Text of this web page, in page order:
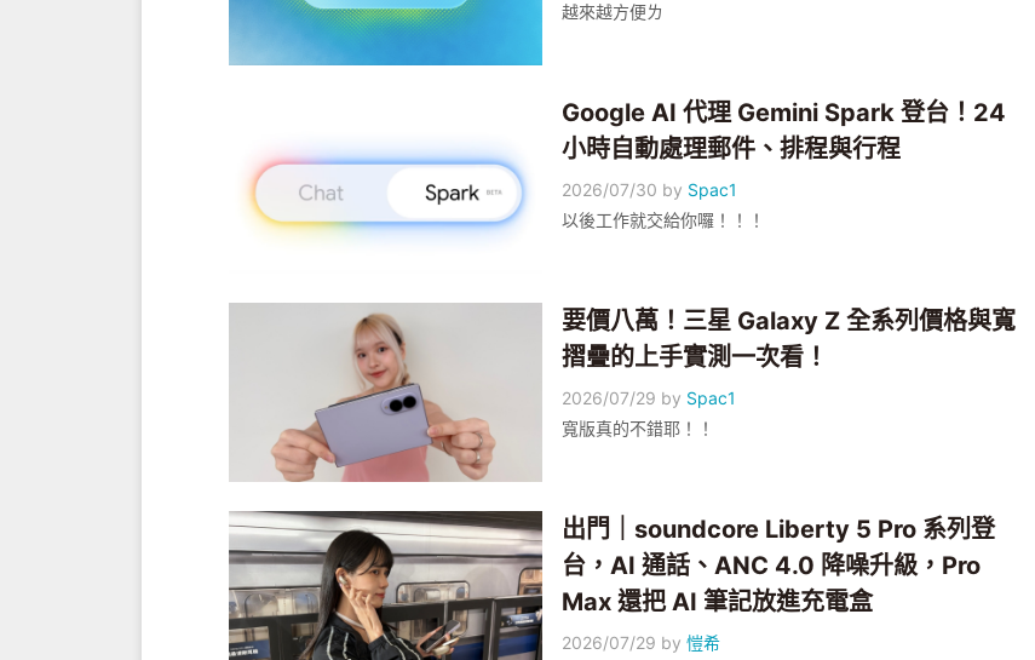
越來越方便ㄌ
Google AI 代理 Gemini Spark 登台！24
小時自動處理郵件、排程與行程
2026/07/30 by Spac1
以後工作就交給你囉！！！
要價八萬！三星 Galaxy Z 全系列價格與寬
摺疊的上手實測一次看！
2026/07/29 by Spac1
寬版真的不錯耶！！
出門｜soundcore Liberty 5 Pro 系列登
台，AI 通話、ANC 4.0 降噪升級，Pro
Max 還把 AI 筆記放進充電盒
2026/07/29 by愷希